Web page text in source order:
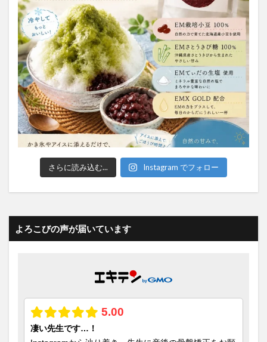
さらに読み込む... Instagram でフォロー
よろこびの声が届いています